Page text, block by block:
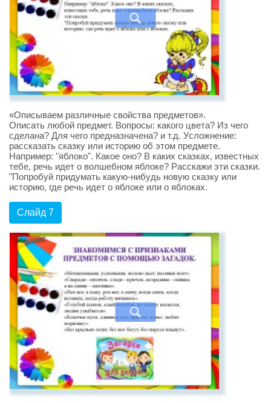
«Описываем различные свойства предметов».
Описать любой предмет. Вопросы: какого цвета? Из чего
сделана? Для чего предназначена? и т.д. Усложнение:
рассказать сказку или историю об этом предмете.
Например: "яблоко". Какое оно? В каких сказках, известных
тебе, речь идет о волшебном яблоке? Расскажи эти сказки.
"Попробуй придумать какую-нибудь новую сказку или
историю, где речь идет о яблоке или о яблоках.
Слайд 7